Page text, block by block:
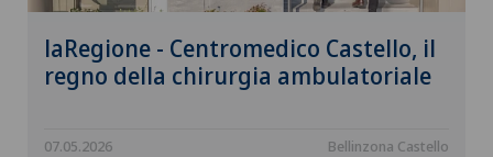
laRegione - Centromedico Castello, il
regno della chirurgia ambulatoriale
07.05.2026 Bellinzona Castello